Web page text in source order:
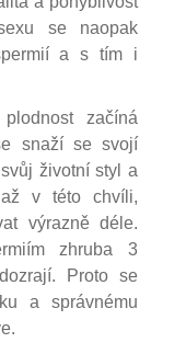
se naopak
a s tím i
začíná
snaží se svojí
životní styl a
až v této chvíli,
výrazně déle.
zhruba 3
Proto se
a správnému